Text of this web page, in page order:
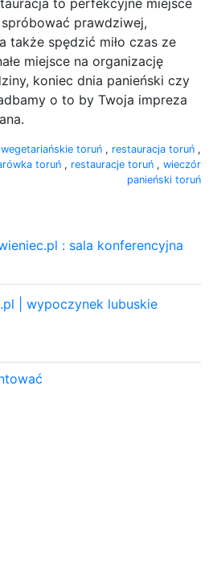
prawdziwej,
także spędzić miło czas ze
miejsce na organizację
koniec dnia panieński czy
o to by Twoja impreza
toruń , restauracja toruń ,
toruń , restauracje toruń , wieczór
panieński toruń
: sala konferencyjna
| wypoczynek lubuskie